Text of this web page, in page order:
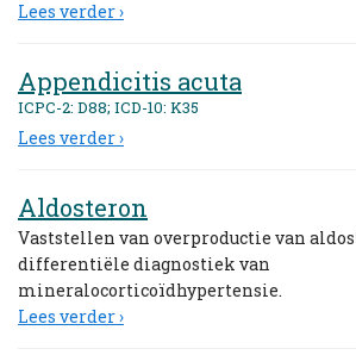
Lees verder ›
Appendicitis acuta
ICPC-2: D88; ICD-10: K35
Lees verder ›
Aldosteron
Vaststellen van overproductie van
differentiële diagnostiek van
mineralocorticoïdhypertensie.
Lees verder ›